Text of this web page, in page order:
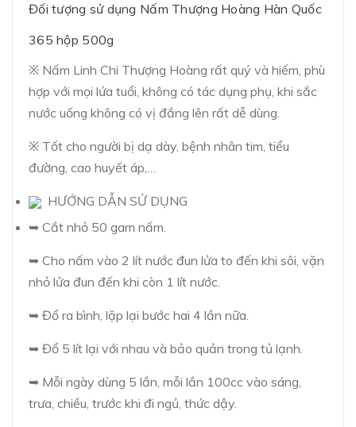
Đối tượng sử dụng Nấm Thượng Hoàng Hàn Quốc
365 hộp 500g
※ Nấm Linh Chi Thượng Hoàng rất quý và hiếm, phù
hợp với mọi lứa tuổi, không có tác dụng phụ, khi sắc
nước uống không có vị đắng lên rất dễ dùng.
※ Tốt cho người bị dạ dày, bệnh nhân tim, tiểu
đường, cao huyết áp,…
HƯỚNG DẪN SỬ DỤNG
➥ Cắt nhỏ 50 gam nấm.
➥ Cho nấm vào 2 lít nước đun lửa to đến khi sôi, vặn
nhỏ lửa đun đến khi còn 1 lít nước.
➥ Đổ ra bình, lặp lại bước hai 4 lần nữa.
➥ Đổ 5 lít lại với nhau và bảo quản trong tủ lạnh.
➥ Mỗi ngày dùng 5 lần, mỗi lần 100cc vào sáng,
trưa, chiều, trước khi đi ngủ, thức dậy.